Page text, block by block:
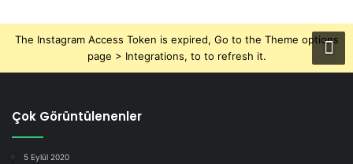
The Instagram Access Token is expired, Go to the Theme options
page > Integrations, to to refresh it.
Çok Görüntülenenler
5 Eylül 2020